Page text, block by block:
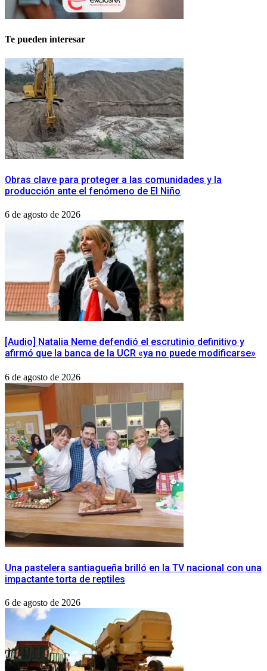
Te pueden interesar
Obras clave para proteger a las comunidades y la
producción ante el fenómeno de El Niño
6 de agosto de 2026
[Audio] Natalia Neme defendió el escrutinio definitivo y
afirmó que la banca de la UCR «ya no puede modificarse»
6 de agosto de 2026
Una pastelera santiagueña brilló en la TV nacional con una
impactante torta de reptiles
6 de agosto de 2026